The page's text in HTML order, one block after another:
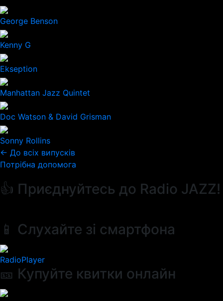
George Benson
Kenny G
Ekseption
Manhattan Jazz Quintet
Doc Watson & David Grisman
Sonny Rollins
← До всіх випусків
Потрібна допомога
👍 Приєднуйтесь до Radio JAZZ!
📱 Слухайте зі смартфона
RadioPlayer
🎫 Купуйте квитки онлайн